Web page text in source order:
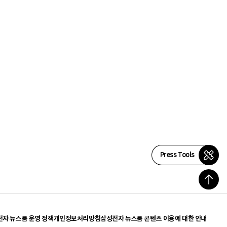
Press Tools
자 뉴스룸 운영 정책개인정보처리방침삼성전자 뉴스룸 콘텐츠 이용에 대한 안내